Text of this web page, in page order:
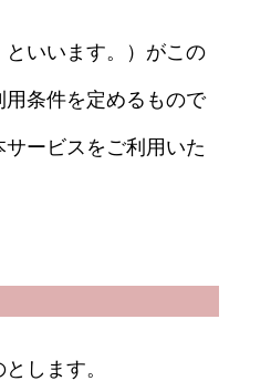
いいます。）がこの
条件を定めるもので
ービスをご利用いた
します。